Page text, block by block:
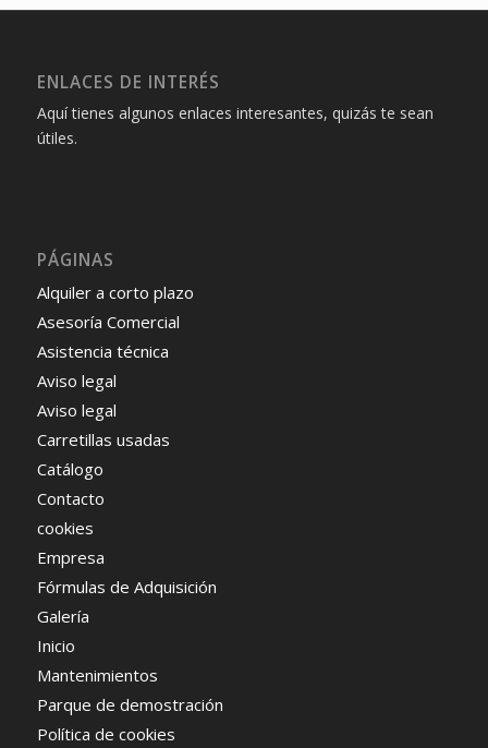
ENLACES DE INTERÉS
Aquí tienes algunos enlaces interesantes, quizás te sean
útiles.
PÁGINAS
Alquiler a corto plazo
Asesoría Comercial
Asistencia técnica
Aviso legal
Aviso legal
Carretillas usadas
Catálogo
Contacto
cookies
Empresa
Fórmulas de Adquisición
Galería
Inicio
Mantenimientos
Parque de demostración
Política de cookies